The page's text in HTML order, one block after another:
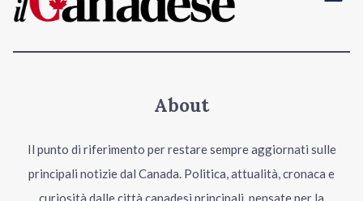
About
Il punto di riferimento per restare sempre aggiornati sulle
principali notizie dal Canada. Politica, attualità, cronaca e
curiosità dalle città canadesi principali, pensate per la